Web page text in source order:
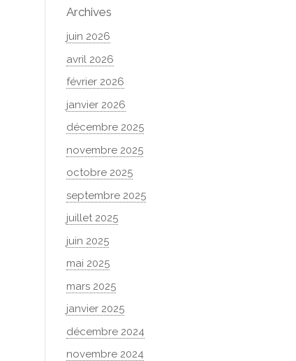
Archives
juin 2026
avril 2026
février 2026
janvier 2026
décembre 2025
novembre 2025
octobre 2025
septembre 2025
juillet 2025
juin 2025
mai 2025
mars 2025
janvier 2025
décembre 2024
novembre 2024